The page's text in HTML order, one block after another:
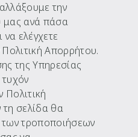
την
μας ανά πάσα
να ελέγχετε
Απορρήτου.
της Υπηρεσίας
σελίδα θα
των τροποποιήσεων